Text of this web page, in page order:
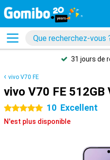
31 jours de
vivo V70 FE
vivo V70 FE 512GB
5 étoiles 10 Excellent
N'est plus disponible